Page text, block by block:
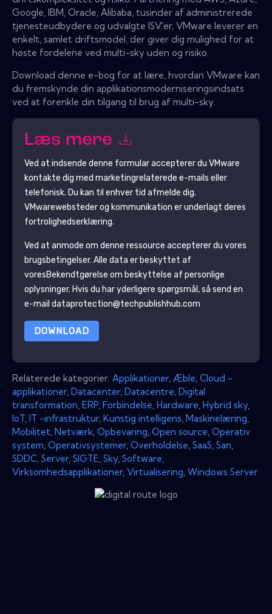
Google, IBM, Oracle, Alibaba, tusinder af administrerede
tjenesteudbydere og udvalgte ISV'er, VMware leverer en
enkelt, samlet driftsmodel, der giver dig mulighed for at
høste fordelene ved multi-sky uden og risiko.
Download denne e-bog for at lære, hvordan VMware kan
du fremskynde din applikationsmoderniseringsindsats
ved at forenkle din tilgang til brug af multi-sky.
Læs mere
Ved at indsende denne formular accepterer du VMware
kontakte dig med marketingrelaterede e-mails eller
telefonisk. Du kan til enhver tid afmelde dig.
VMwarewebsteder og kommunikation er underlagt deres
fortrolighedserklæring.
Ved at anmode om denne ressource accepterer du vores
brugsbetingelser. Alle data er beskyttet af
voresBekendtgørelse om beskyttelse af personlige
oplysninger. Hvis du har yderligere spørgsmål, så send en
e-mail dataprotection@techpublishhub.com
DOWNLOAD
Relaterede kategorier: Applikationer, Æble Cloud -
applikationer, Datacenter, Datacentre Digital
transformation ERP Forbindelse Hardware Hybrid sky
IoT IT -infrastruktur, Kunstig intelligens Maskinelæring
Mobilitet Netværk Opbevaring Open source Operativ
system Operativsystemer, Overholdelse SaaS San
SDDC Server, SIGTE Sky Software
Virksomhedsapplikationer, Virtualisering Windows Server